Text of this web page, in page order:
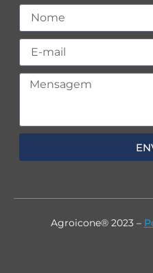
Agroicone® 2023 –